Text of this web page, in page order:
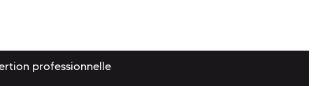
professionnelle